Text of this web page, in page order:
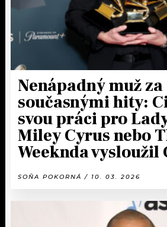
Nenápadný muž za
současnými hity:
svou práci pro
Miley Cyrus nebo
Weeknda vysloužil
SOŇA POKORNÁ / 10. 03. 2026